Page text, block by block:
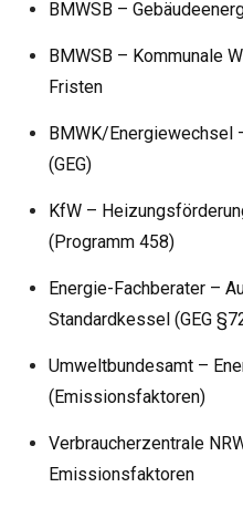
BMWSB –
BMWSB – Kommunale
Fristen
BMWK/Energiewechsel
(GEG)
KfW –
(Programm 458)
Energie-Fachberater –
Standardkessel (GEG
Umweltbundesamt –
(Emissionsfaktoren)
Verbraucherzentrale
Emissionsfaktoren